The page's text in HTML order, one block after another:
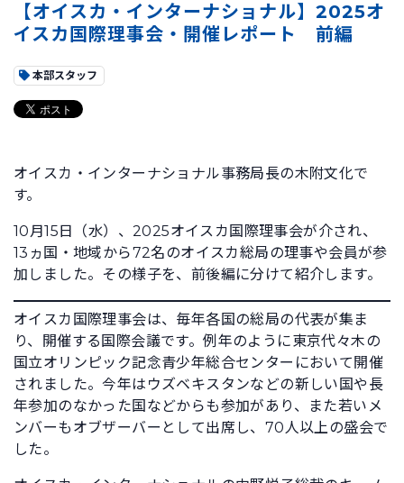
【オイスカ・インターナショナル】2025オ
イスカ国際理事会・開催レポート 前編
本部スタッフ
オイスカ・インターナショナル事務局長の木附文化で
す。
10月15日（水）、2025オイスカ国際理事会が介され、
13ヵ国・地域から72名のオイスカ総局の理事や会員が参
加しました。その様子を、前後編に分けて紹介します。
オイスカ国際理事会は、毎年各国の総局の代表が集ま
り、開催する国際会議です。例年のように東京代々木の
国立オリンピック記念青少年総合センターにおいて開催
されました。今年はウズベキスタンなどの新しい国や長
年参加のなかった国などからも参加があり、また若いメ
ンバーもオブザーバーとして出席し、70人以上の盛会で
した。